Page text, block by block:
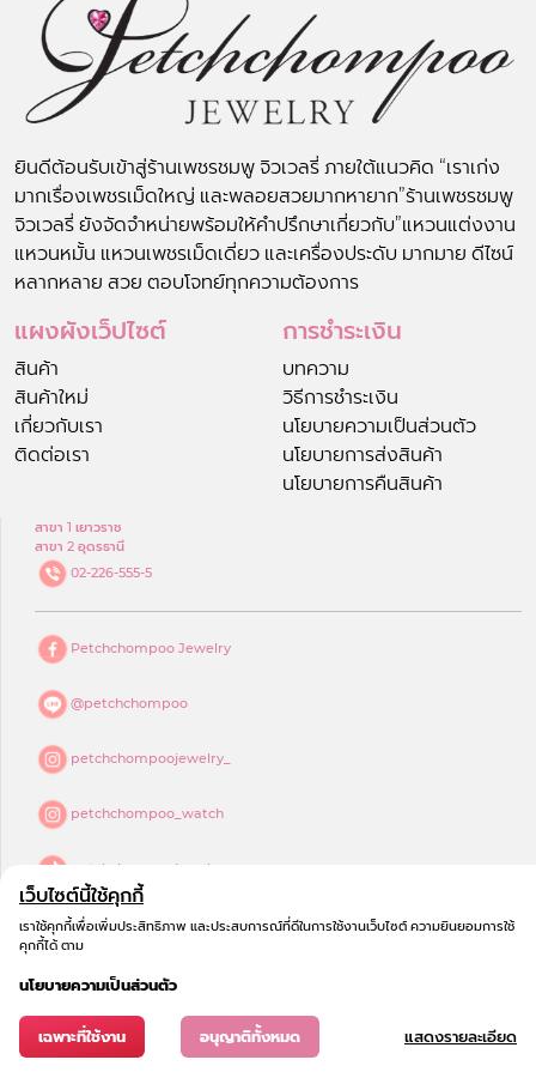
ยินดีต้อนรับเข้าสู่ร้านเพชรชมพู จิวเวลรี่ ภายใต้แนวคิด “เราเก่ง
มากเรื่องเพชรเม็ดใหญ่ และพลอยสวยมากหายาก”ร้านเพชรชมพู
จิวเวลรี่ ยังจัดจำหน่ายพร้อมให้คำปรึกษาเกี่ยวกับ”แหวนแต่งงาน
แหวนหมั้น แหวนเพชรเม็ดเดี่ยว และเครื่องประดับ มากมาย ดีไซน์
หลากหลาย สวย ตอบโจทย์ทุกความต้องการ
แผงผังเว็ปไซต์
สินค้า
สินค้าใหม่
เกี่ยวกับเรา
ติดต่อเรา
การชำระเงิน
บทความ
วิธีการชำระเงิน
นโยบายความเป็นส่วนตัว
นโยบายการส่งสินค้า
นโยบายการคืนสินค้า
สาขา 1 เยาวราช
สาขา 2 อุดรธานี
02-226-555-5
Petchchompoo Jewelry
@petchchompoo
petchchompoojewelry_
petchchompoo_watch
petchchompoojewelry
petchchompoo jewelry
เว็บไซต์นี้ใช้คุกกี้
เราใช้คุกกี้เพื่อเพิ่มประสิทธิภาพ และประสบการณ์ที่ดีในการใช้งานเว็บไซต์ ความยินยอมการใช้
คุกกี้ได้ ตาม
นโยบายความเป็นส่วนตัว
เฉพาะที่ใช้งาน อนุญาติทั้งหมด แสดงรายละเอียด